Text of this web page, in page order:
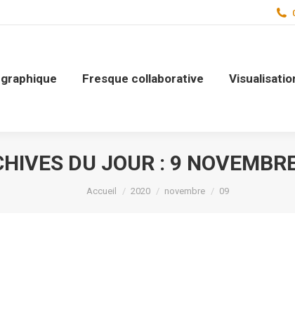
Fresque collaborative
DU JOUR : 9
Vous êtes ici :
Accueil 2020 novembre 09